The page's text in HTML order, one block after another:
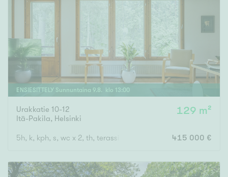
ENSIESITTELY Sunnuntaina 9.8 . klo 13:00
Urakkatie 10-12
Itä-Pakila, Helsinki
129 m²
5h, k, kph, s, wc x 2, th, terassiparveke, vilpola, piha,415 000 €